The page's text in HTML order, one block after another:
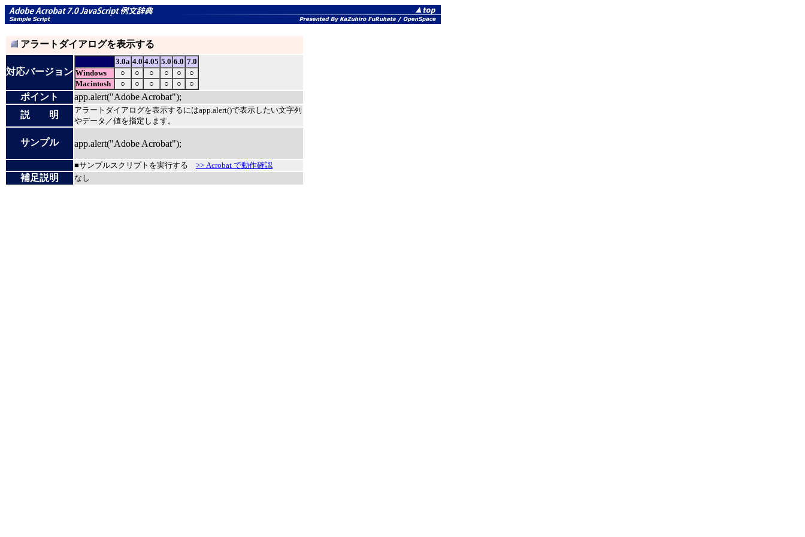
アラートダイアログを表示する
対応バージョン
3.0a 4.0 4.05 5.0 6.0 7.0
Windows
○ ○ ○ ○ ○
○
Macintosh
○ ○ ○ ○ ○ ○
ポイント
app.alert("Adobe Acrobat");
説 明
アラートダイアログを表示するにはapp.alert()で表示したい文字列
やデータ／値を指定します。
サンプル app.alert("Adobe Acrobat");
■サンプルスクリプトを実行する >> Acrobat で動作確認
補足説明 なし